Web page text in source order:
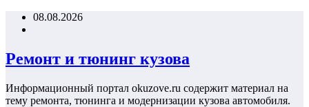
Перейти08.08.2026
Ремонт и тюнинг кузова
Информационный портал okuzove.ru содержит материал на
тему ремонта, тюнинга и модернизации кузова автомобиля.